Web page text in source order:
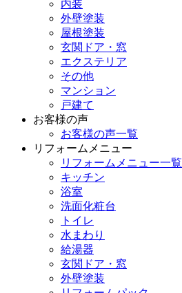
内装
外壁塗装
屋根塗装
玄関ドア・窓
エクステリア
その他
マンション
戸建て
お客様の声
お客様の声一覧
リフォームメニュー
リフォームメニュー一覧
キッチン
浴室
洗面化粧台
トイレ
水まわり
給湯器
玄関ドア・窓
外壁塗装